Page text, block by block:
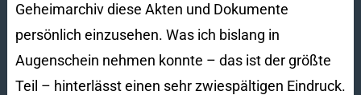
Geheimarchiv diese Akten und Dokumen­te
persönlich einzusehen. Was ich bislang in
Augenschein nehmen konnte – das ist der größte
Teil – hinterlässt einen sehr zwiespältigen Eindruck.